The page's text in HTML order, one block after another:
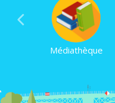
Médiathèque